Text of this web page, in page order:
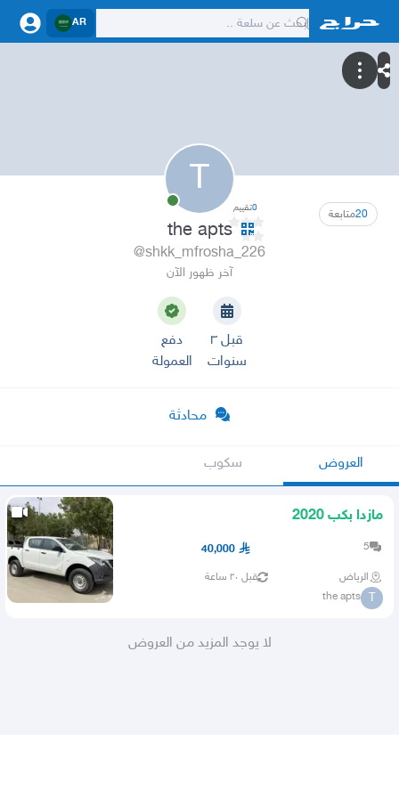
AR
T
20متابعة 0تقييم
the apts
@shkk_mfrosha_226
آخر ظهور الآن
قبل ٣
سنوات
دفع
العمولة
محادثة
العروض سكوب
مازدا بكب 2020
5
40,000
الرياض قبل ٢٠ ساعة
T
the apts
لا يوجد المزيد من العروض